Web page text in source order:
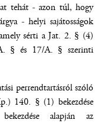
tehát - azon túl, hogy
- helyi sajátosságok
sérti a Jat. 2. § (4)
§ és 17/A. § szerinti
perrendtartásról szóló
140. § (1) bekezdése
alapján az